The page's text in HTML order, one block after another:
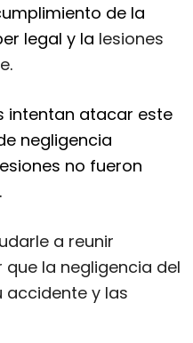
de la
legal y la lesiones
.
intentan atacar este
negligencia
no fueron
a reunir
la negligencia del
y las